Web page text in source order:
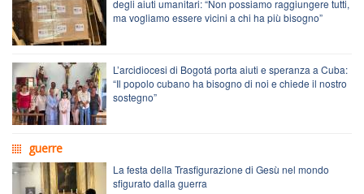
degli aiuti umanitari: “Non possiamo raggiungere tutti,
ma vogliamo essere vicini a chi ha più bisogno”
L’arcidiocesi di Bogotá porta aiuti e speranza a Cuba:
“Il popolo cubano ha bisogno di noi e chiede il nostro
sostegno”
guerre
La festa della Trasfigurazione di Gesù nel mondo
sfigurato dalla guerra